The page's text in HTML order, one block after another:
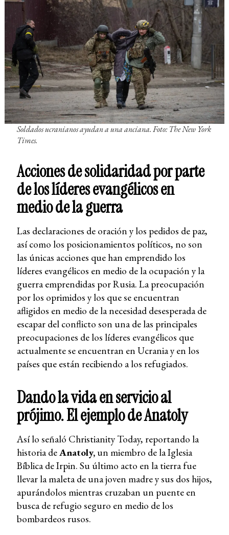
Soldados ucranianos ayudan a una anciana. Foto: The New York
Times.
Acciones de solidaridad por parte
de los líderes evangélicos en
medio de la guerra
Las declaraciones de oración y los pedidos de paz,
así como los posicionamientos políticos, no son
las únicas acciones que han emprendido los
líderes evangélicos en medio de la ocupación y la
guerra emprendidas por Rusia. La preocupación
por los oprimidos y los que se encuentran
afligidos en medio de la necesidad desesperada de
escapar del conflicto son una de las principales
preocupaciones de los líderes evangélicos que
actualmente se encuentran en Ucrania y en los
países que están recibiendo a los refugiados.
Dando la vida en servicio al
prójimo. El ejemplo de Anatoly
Así lo señaló Christianity Today, reportando la
historia deAnatoly,un miembro de la Iglesia
Bíblica de Irpin. Su último acto en la tierra fue
llevar la maleta de una joven madre y sus dos hijos,
apurándolos mientras cruzaban un puente en
busca de refugio seguro en medio de los
bombardeos rusos.